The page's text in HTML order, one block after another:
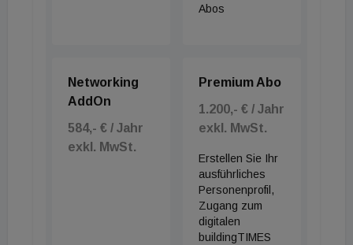
es mehr als die Hälfte. Das rund 2.700
Naturteich und ein Sonnencafé für Kunden laden
zum Verweilen ein.
Abos
Networking
AddOn
584,- € / Jahr
exkl. MwSt.
Premium Abo
1.200,- € / Jahr
exkl. MwSt.
Erstellen Sie Ihr
ausführliches
Personenprofil,
Zugang zum
digitalen
buildingTIMES